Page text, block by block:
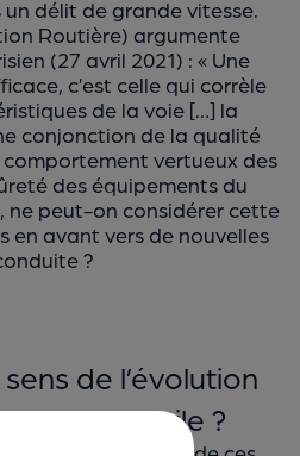
délit de grande vitesse.
Routière) argumente
(27 avril 2021) : « Une
c’est celle qui corrèle
de la voie […] la
conjonction de la qualité
vertueux des
des équipements du
ne peut-on considérer cette
en avant vers de nouvelles
?
de l’évolution
automobile ?